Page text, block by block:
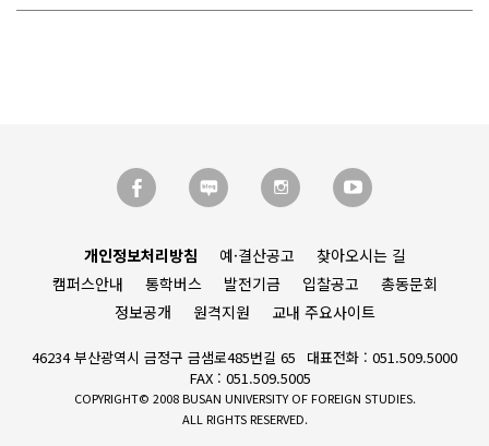
개인정보처리방침 예·결산공고
찾아오시는 길
캠퍼스안내
통학버스 발전기금 입찰공고
총동문회
정보공개
원격지원 교내 주요사이트
46234 부산광역시 금정구 금샘로485번길 65
대표전화 : 051.509.5000
FAX : 051.509.5005
COPYRIGHT© 2008 BUSAN UNIVERSITY OF FOREIGN STUDIES.
ALL RIGHTS RESERVED.